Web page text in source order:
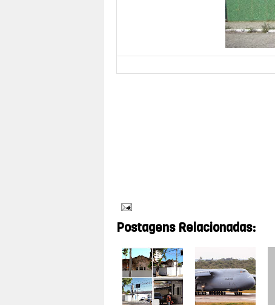
Postagens Relacionadas: